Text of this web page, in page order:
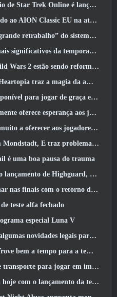
como parte da atualização de “corrupção”
Classic EU na atualização ‘Ignite’
de progressão de jogadores do Soulframe
da temporada 6.5
reformulados com base no feedback dos jogadores
a magia da amizade de My Little Pony
graça e a Epic não processará ninguém por isso
esperança aos jogadores
aos jogadores, Particularmente divertido
com ele na atualização Luna V do Genshin Impact
é uma boa pausa do trauma
Wildlight Entertainment anuncia demissões
com o retorno do ‘Modo Bank It’
teste alfa fechado
especial Luna V
para comemorar o ano novo lunar no Warframe
a tempo para a temporada do amor
para jogar em impasse
da temporada Overwatch 1: Conquista